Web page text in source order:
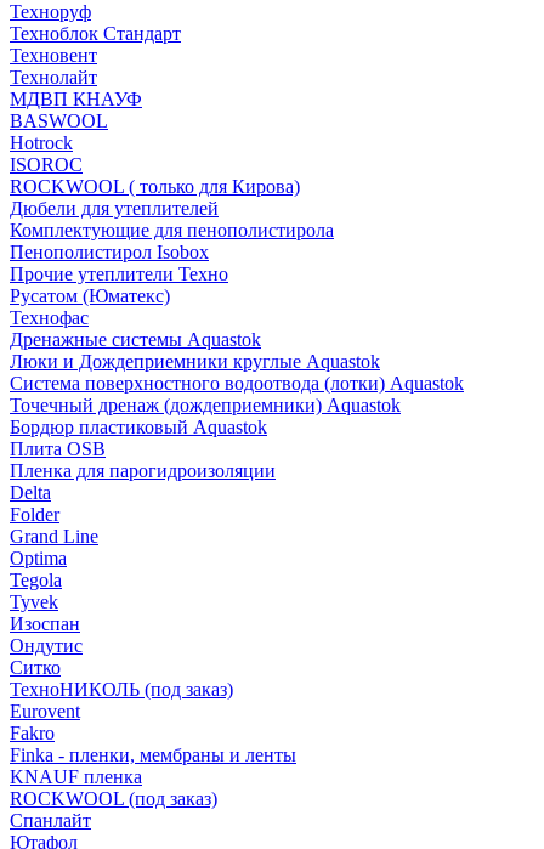
Технoруф
Техноблок Стандарт
Техновент
Технолайт
МДВП КНАУФ
BASWOOL
Hotrock
ISOROC
ROCKWOOL ( только для Кирова)
Дюбели для утеплителей
Комплектующие для пенополистирола
Пенополистирол Isobox
Прочие утеплители Техно
Русатом (Юматекс)
Технофас
Дренажные системы Aquastok
Люки и Дождеприемники круглые Aquastok
Система поверхностного водоотвода (лотки) Aquastok
Точечный дренаж (дождеприемники) Aquastok
Бордюр пластиковый Aquastok
Плита OSB
Пленка для парогидроизоляции
Delta
Folder
Grand Line
Optima
Tegola
Tyvek
Изоспан
Ондутис
Ситко
ТехноНИКОЛЬ (под заказ)
Eurovent
Fakro
Finka - пленки, мембраны и ленты
KNAUF пленка
ROCKWOOL (под заказ)
Спанлайт
Ютафол